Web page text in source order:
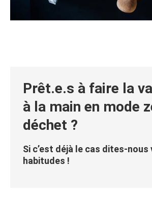
Prêt.e.s à faire la
à la main en mode
déchet ?
Si c’est déjà le cas dites-nous
habitudes !